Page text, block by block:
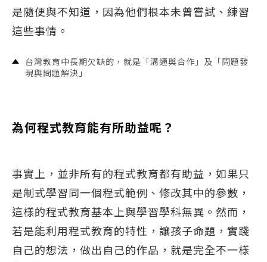
是隨便與不知道，因為他們根本未曾嘗試、練習
這些事情。
台灣教育中長期欠缺的，就是「溝通與合作」及「問題發
現與問題解決」
為何程式教育能有所助益呢？
事實上，並非所有的程式教育都有助益，如果只
是制式學習同一個程式範例、修改其中的參數，
這樣的程式教育基本上與學習學科無異。然而，
若是能利用程式教育的特性，讓孩子命題，實踐
自己的想法，做出自己的作品，就是完全不一樣